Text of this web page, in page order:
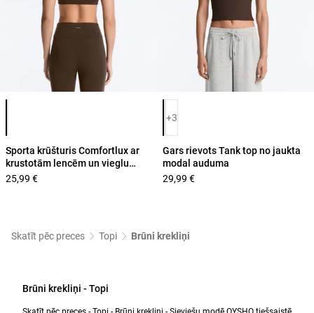
Produkta krāsu saraksts
Sporta krūšturis Comfortlux ar
krustotām lencēm un vieglu
atbalstu
25,99 €
Produkta krāsu saraksts
+3
Gars rievots Tank top no jaukta
modal auduma
29,99 €
Skatīt pēc preces Topi Brūni krekliņi
Brūni krekliņi - Topi